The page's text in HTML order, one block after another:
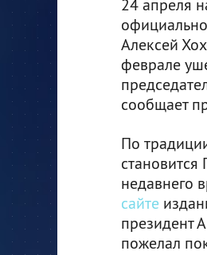
24 апреля
Алексей
феврале
сообщает
По
недавнего
сайте
президент
пожелал